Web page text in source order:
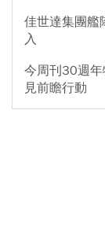
佳世達集團艦
入
今周刊30週
見前瞻行動